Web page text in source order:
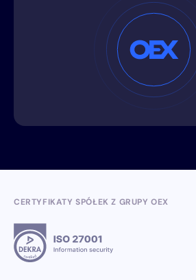
CERTYFIKATY SPÓŁEK Z GRUPY OEX